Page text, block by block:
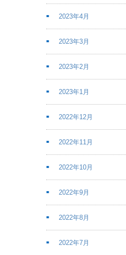
2023年4月
2023年3月
2023年2月
2023年1月
2022年12月
2022年11月
2022年10月
2022年9月
2022年8月
2022年7月